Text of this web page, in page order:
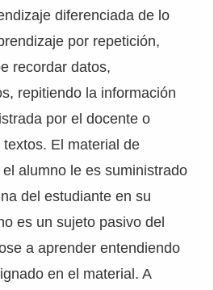
diferenciada de lo
por repetición,
recordar datos,
repitiendo la información
por el docente o
El material de
alumno le es suministrado
del estudiante en su
es un sujeto pasivo del
a aprender entendiendo
en el material. A